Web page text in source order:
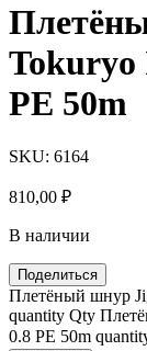
Tokuryo
PE 50m
SKU: 6164
810,00 ₽
В наличии
Поделиться
Плетёный шнур
quantity Qty
0.8 PE 50m